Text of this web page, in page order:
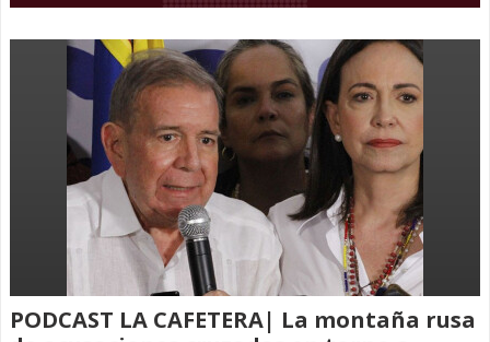
PODCAST LA CAFETERA| La montaña rusa